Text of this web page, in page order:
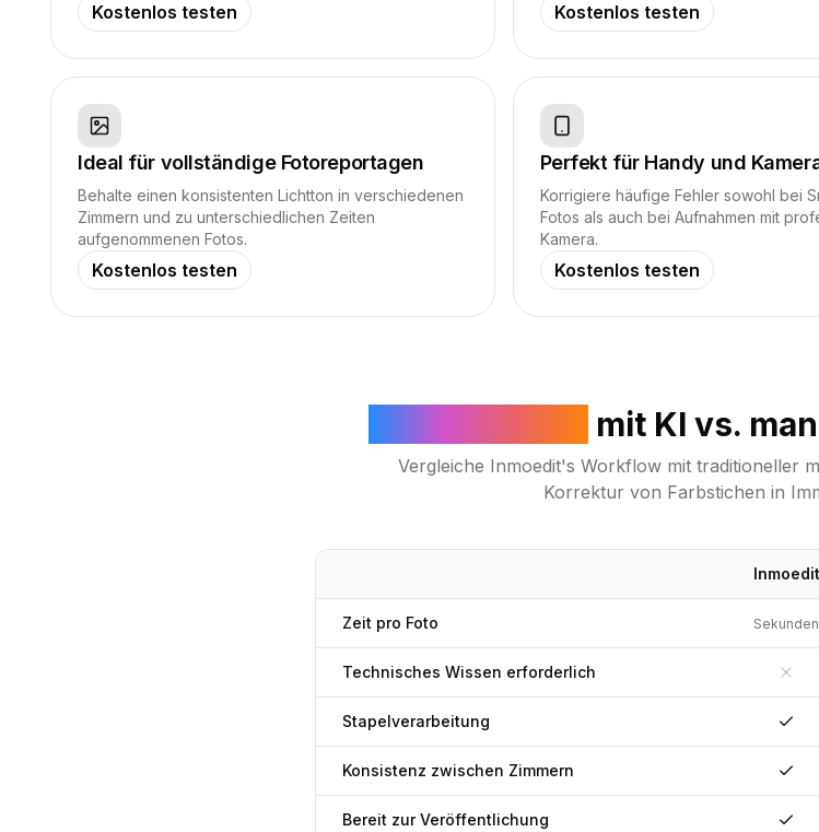
Kostenlos testen Kostenlos testen
Ideal für vollständige Fotoreportagen
Behalte einen konsistenten Lichtton in verschiedenen
Zimmern und zu unterschiedlichen Zeiten
aufgenommenen Fotos.
Kostenlos testen
Perfekt für Handy und
Korrigiere häufige Fehler sowohl bei
Fotos als auch bei Aufnahmen mit
Kamera.
Kostenlos testen
mit KI vs.
Vergleiche Inmoedit's Workflow mit traditioneller
Korrektur von Farbstichen in
Inmoedit
Zeit pro Foto Sekunden
Technisches Wissen erforderlich
Stapelverarbeitung
Konsistenz zwischen Zimmern
Bereit zur Veröffentlichung